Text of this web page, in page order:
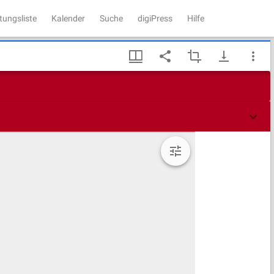
Kalender Suche digiPress Hilfe